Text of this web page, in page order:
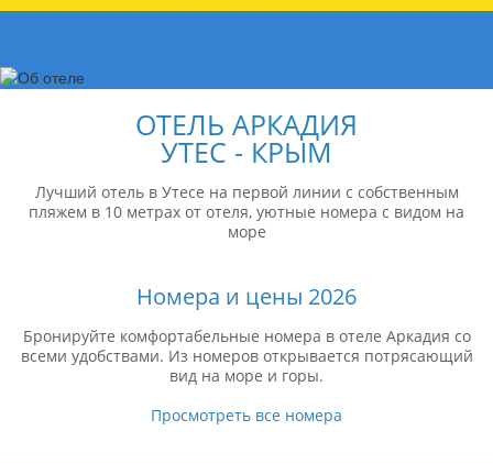
ОТЕЛЬ АРКАДИЯ
УТЕС - КРЫМ
Лучший отель в Утесе на первой линии с собственным
пляжем в 10 метрах от отеля, уютные номера с видом на
море
Номера и цены 2026
Бронируйте комфортабельные номера в отеле Аркадия со
всеми удобствами. Из номеров открывается потрясающий
вид на море и горы.
Просмотреть все номера